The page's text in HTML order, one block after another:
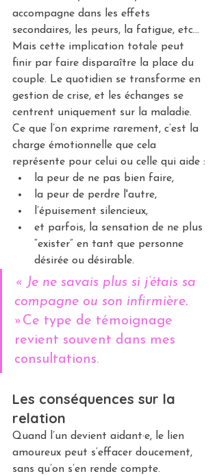
accompagne dans les effets
secondaires, les peurs, la fatigue, etc...
Mais cette implication totale peut
finir par faire disparaître la place du
couple. Le quotidien se transforme en
gestion de crise, et les échanges se
centrent uniquement sur la maladie.
Ce que l’on exprime rarement, c’est la
charge émotionnelle que cela
représente pour celui ou celle qui aide :
la peur de ne pas bien faire,
la peur de perdre l'autre,
l’épuisement silencieux,
et parfois, la sensation de ne plus
“exister” en tant que personne
désirée ou désirable.
« Je ne savais plus si j’étais sa
compagne ou son infirmière.
» Ce type de témoignage
revient souvent dans mes
consultations.
Les conséquences sur la
relation
Quand l’un devient aidant·e, le lien
amoureux peut s’effacer doucement,
sans qu’on s’en rende compte.